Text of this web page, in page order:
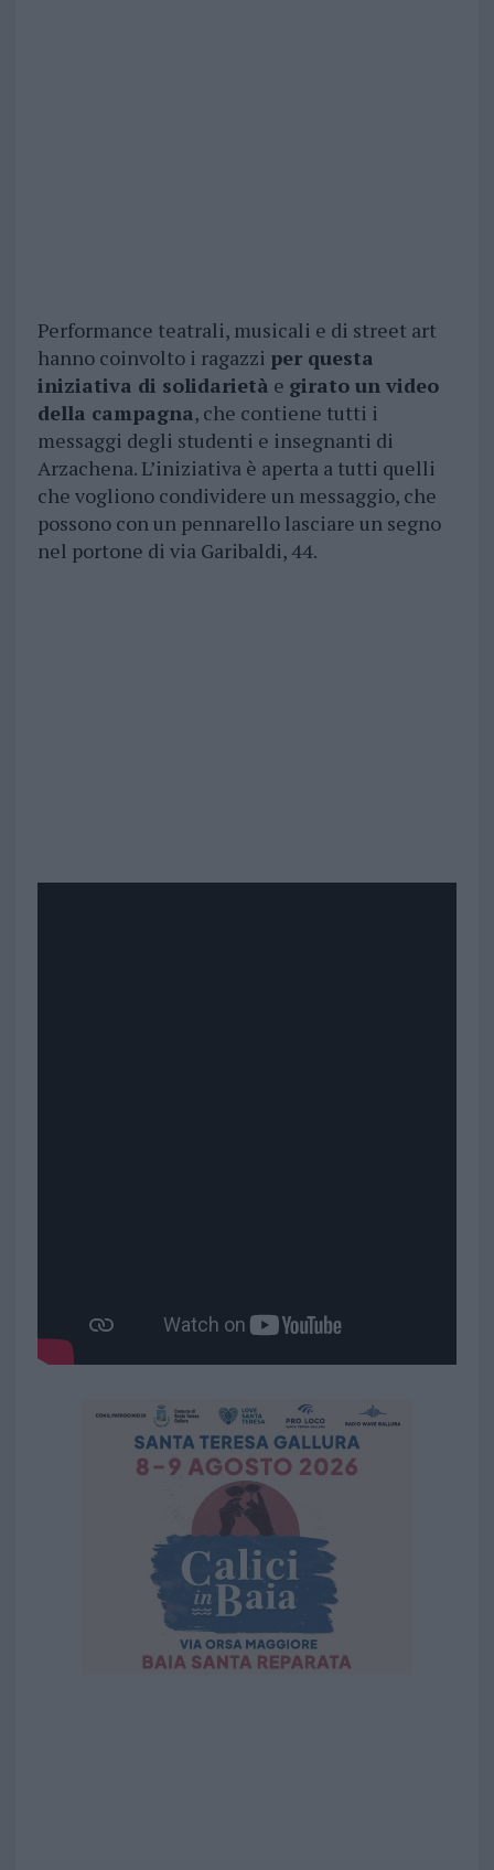
Performance teatrali, musicali e di street art
hanno coinvolto i ragazzi per questa
iniziativa di solidarietà e girato un video
della campagna, che contiene tutti i
messaggi degli studenti e insegnanti di
Arzachena. L’iniziativa è aperta a tutti quelli
che vogliono condividere un messaggio, che
possono con un pennarello lasciare un segno
nel portone di via Garibaldi, 44.